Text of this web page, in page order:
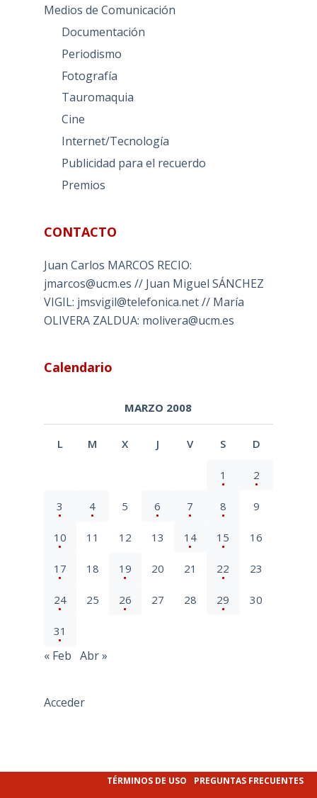
Medios de Comunicación
Documentación
Periodismo
Fotografía
Tauromaquia
Cine
Internet/Tecnología
Publicidad para el recuerdo
Premios
CONTACTO
Juan Carlos MARCOS RECIO:
jmarcos@ucm.es // Juan Miguel SÁNCHEZ
VIGIL: jmsvigil@telefonica.net // María
OLIVERA ZALDUA: molivera@ucm.es
Calendario
MARZO 2008
L M X J V S D
1 2
3 4 5 6 7 8 9
10 11 12 13 14 15 16
17 18 19 20 21 22 23
24 25 26 27 28 29 30
31
« Feb Abr »
Acceder
TÉRMINOS DE USO PREGUNTAS FRECUENTES